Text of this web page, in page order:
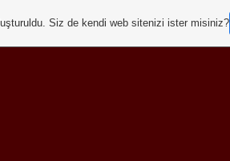
Siz de kendi web sitenizi ister misiniz?